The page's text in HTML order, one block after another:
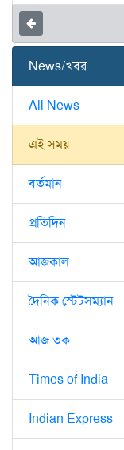
News/খবর
All News
এই সময়
বর্তমান
প্রতিদিন
আজকাল
দৈনিক স্টেটসম্যান
আজ তক
Times of India
Indian Express